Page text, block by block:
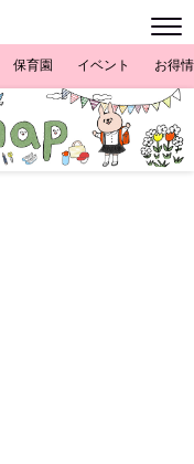
保育園 イベント お得